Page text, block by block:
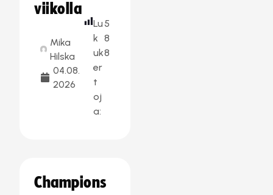
viikolla
Mika
Hilska
04.08.
2026
Lu
k
uk
er
t
oj
a:
5
8
8
Champions